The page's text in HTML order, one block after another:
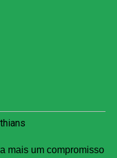
mais um compromisso